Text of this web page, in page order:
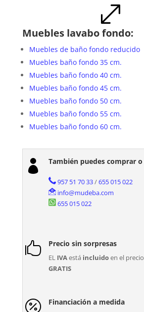
.
Muebles lavabo fondo:
Muebles de baño fondo reducido
Muebles baño fondo 35 cm.
Muebles baño fondo 40 cm.
Muebles baño fondo 45 cm.
Muebles baño fondo 50 cm.
Muebles baño fondo 55 cm.
Muebles baño fondo 60 cm.
 También puedes comprar
957 51 70 33/655 015 022
info@mudeba.com
655 015 022
 Precio sin sorpresas
EL IVAestá incluidoen el
GRATIS
 Financiación a medida